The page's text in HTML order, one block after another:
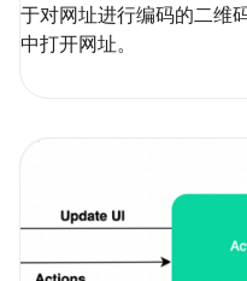
于对网址进行编码的二维
中打开网址。